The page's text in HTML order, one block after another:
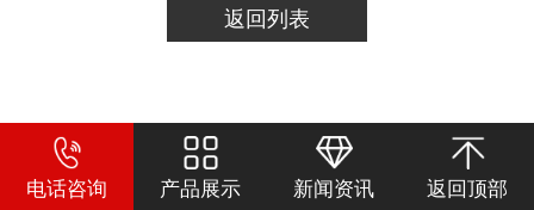
返回列表
电话咨询 产品展示 新闻资讯 返回顶部